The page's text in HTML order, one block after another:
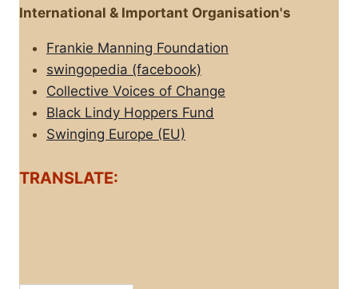
International & Important Organisation's
Frankie Manning Foundation
swingopedia (facebook)
Collective Voices of Change
Black Lindy Hoppers Fund
Swinging Europe (EU)
TRANSLATE: